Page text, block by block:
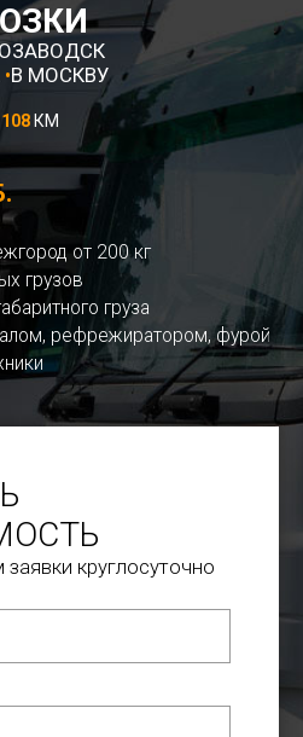
•В МОСКВУ
108 КМ
от 200 кг
грузов
груза
рефрежиратором, фурой
круглосуточно